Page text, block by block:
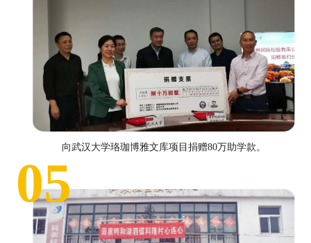
向武汉大学珞珈博雅文库项目捐赠80万助学款。
05